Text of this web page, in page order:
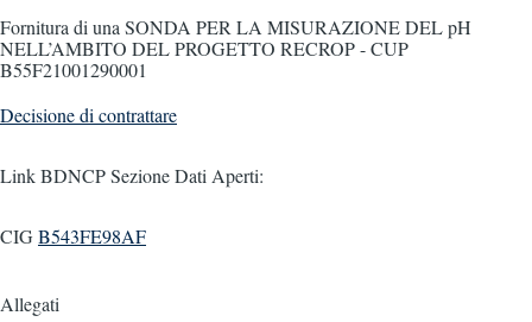
Fornitura di una SONDA PER LA MISURAZIONE DEL pH
NELL’AMBITO DEL PROGETTO RECROP - CUP
B55F21001290001
Decisione di contrattare
Link BDNCP Sezione Dati Aperti:
CIGB543FE98AF
Allegati